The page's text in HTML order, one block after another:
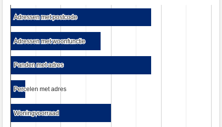
Adressen met postcode
Adressen met postcode
Adressen met woonfunctie
Adressen met woonfunctie
Panden met adres
Panden met adres
Percelen met adres
Percelen met adres
Woningvoorraad
Woningvoorraad